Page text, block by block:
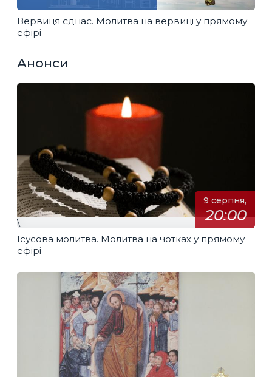
Вервиця єднає. Молитва на вервиці у прямому
ефірі
Анонси
9 серпня,
20:00
\
Ісусова молитва. Молитва на чотках у прямому
ефірі